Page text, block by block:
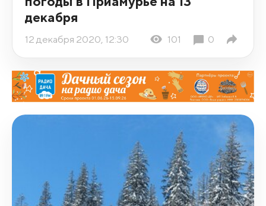
декабря
12 декабря 2020, 12:30 101 0